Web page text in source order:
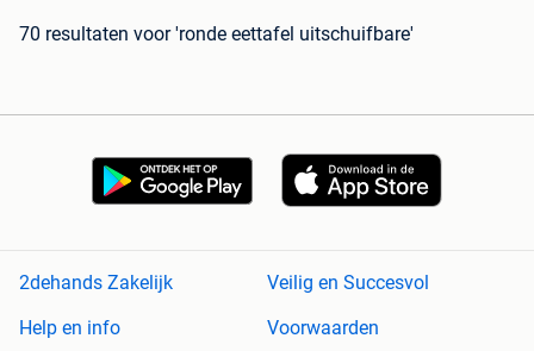
70 resultaten voor 'ronde eettafel uitschuifbare'
2dehands Zakelijk
Veilig en Succesvol
Help en info
Voorwaarden